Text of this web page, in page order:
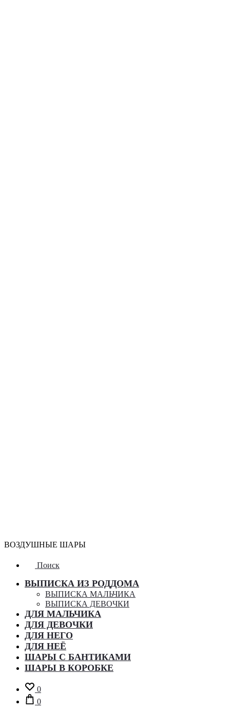
ВОЗДУШНЫЕ ШАРЫ
Поиск
ВЫПИСКА ИЗ РОДДОМА
ВЫПИСКА МАЛЬЧИКА
ВЫПИСКА ДЕВОЧКИ
ДЛЯ МАЛЬЧИКА
ДЛЯ ДЕВОЧКИ
ДЛЯ НЕГО
ДЛЯ НЕЁ
ШАРЫ С БАНТИКАМИ
ШАРЫ В КОРОБКЕ
0
0